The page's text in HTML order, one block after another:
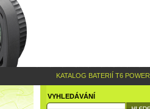
VYHLEDÁVÁNÍ
KATALOG BATERIÍ T6 POWER